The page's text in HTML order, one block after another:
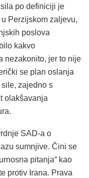
po definiciji je
Perzijskom zaljevu,
poslova
kakvo
nezakonito, jer to nije
se plan oslanja
zajedno s
olakšavanja
SAD-a o
sumnjive. Čini se
pitanja“ kao
protiv Irana. Prava